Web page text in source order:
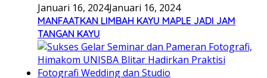
Januari 16, 2024Januari 16, 2024
MANFAATKAN LIMBAH KAYU MAPLE JADI JAM
TANGAN KAYU